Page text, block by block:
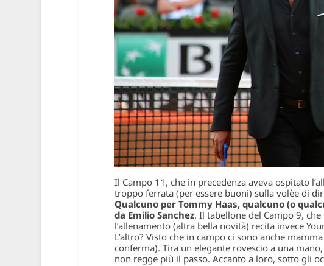
Il Campo 11, che in precedenza aveva ospitato
troppo ferrata (per essere buoni) sulla volèe di
Qualcuno per Tommy Haas, qualcuno (o
da Emilio Sanchez. Il tabellone del Campo 9,
l’allenamento (altra bella novità) recita invece
L’altro? Visto che in campo ci sono anche
conferma). Tira un elegante rovescio a una
non regge più il passo. Accanto a loro, sotto gli